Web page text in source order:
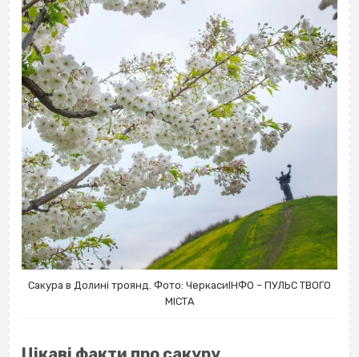
Сакура в Долині троянд. Фото: ЧеркасиІНФО – ПУЛЬС ТВОГО
МІСТА